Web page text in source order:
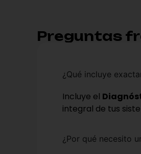
Preguntas
¿Qué incluye
Incluye el
integral de tus
¿Por qué necesito